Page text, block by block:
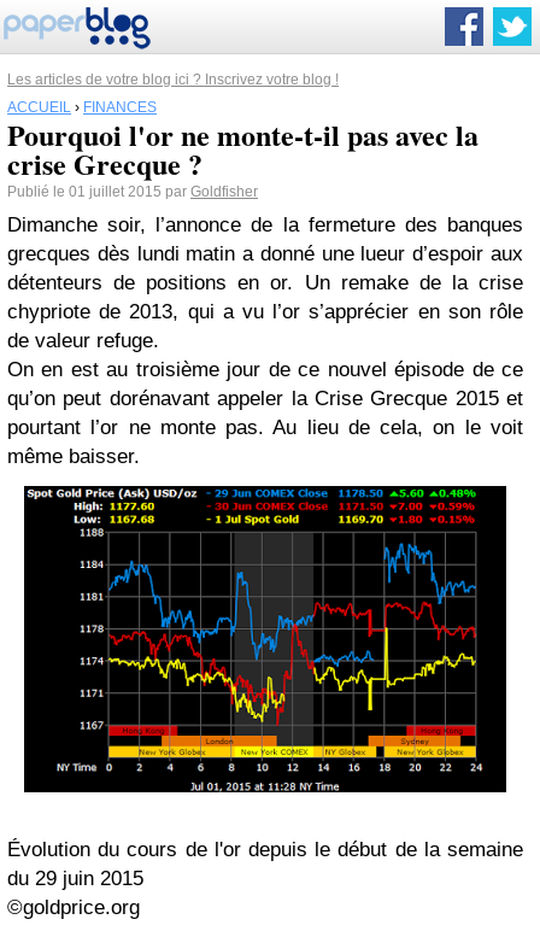
Les articles de votre blog ici ? Inscrivez votre blog !
ACCUEIL › FINANCES
Pourquoi l'or ne monte-t-il pas avec la
crise Grecque ?
Publié le 01 juillet 2015 par Goldfisher
Dimanche soir, l’annonce de la fermeture des banques
grecques dès lundi matin a donné une lueur d’espoir aux
détenteurs de positions en or. Un remake de la crise
chypriote de 2013, qui a vu l’or s’apprécier en son rôle
de valeur refuge.
On en est au troisième jour de ce nouvel épisode de ce
qu’on peut dorénavant appeler la Crise Grecque 2015 et
pourtant l’or ne monte pas. Au lieu de cela, on le voit
même baisser.
Évolution du cours de l'or depuis le début de la semaine
du 29 juin 2015
©goldprice.org